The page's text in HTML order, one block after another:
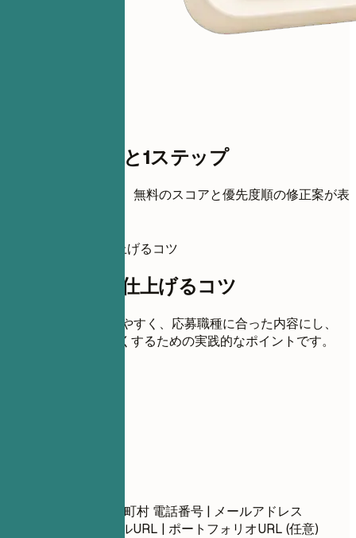
スコアまであと1ステップ
履歴書を追加すると、無料のスコアと優先度順の修正案が表
この履歴書を仕上げるコツ
この履歴書を仕上げるコツ
各セクションを読みやすく、応募職種に合った内容にし、
ATSにも伝わりやすくするための実践的なポイントです。
氏名 都道府県、市区町村 電話番号 | メールアドレス
LinkedInプロフィールURL | ポートフォリオURL (任意)